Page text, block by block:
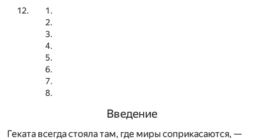
Введение
Геката всегда стояла там, где миры соприкасаются, —